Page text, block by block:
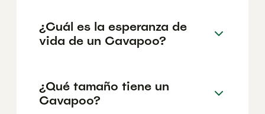
¿Cuál es la esperanza de
vida de un Cavapoo?
¿Qué tamaño tiene un
Cavapoo?